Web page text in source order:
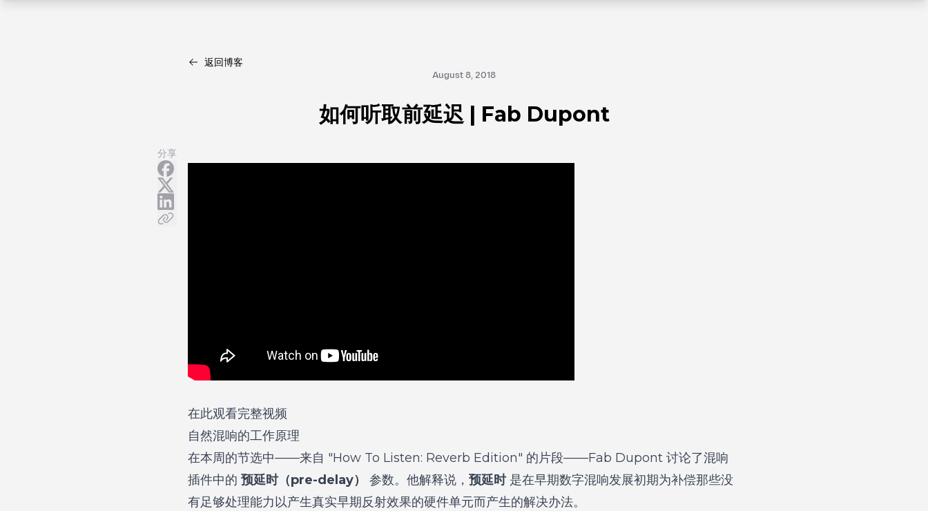
返回博客
August 8, 2018
如何听取前延迟 | Fab Dupont
分享
在此观看完整视频
自然混响的工作原理
在本周的节选中——来自 "How To Listen: Reverb Edition" 的片段——Fab Dupont 讨论了混响
插件中的 预延时（pre-delay） 参数。他解释说， 预延时是在早期数字混响发展初期为补偿那些没
有足够处理能力以产生真实早期反射效果的硬件单元而产生的解决办法。